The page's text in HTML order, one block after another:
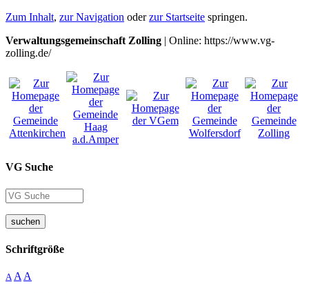
Zum Inhalt, zur Navigation oderzur Startseite springen.
Verwaltungsgemeinschaft Zolling | Online: https://www.vg-
zolling.de/
VG Suche
suchen
Schriftgröße
A A A